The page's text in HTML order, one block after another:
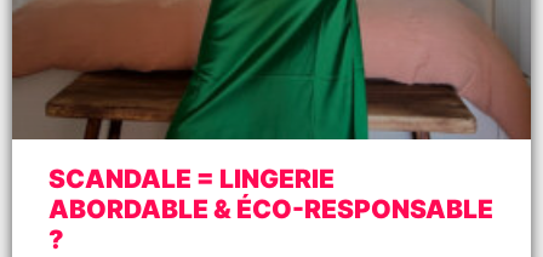
SCANDALE = LINGERIE
ABORDABLE & ÉCO-RESPONSABLE
?